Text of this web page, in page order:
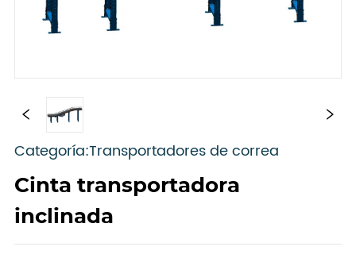
Categoría:Transportadores de correa
Cinta transportadora
inclinada